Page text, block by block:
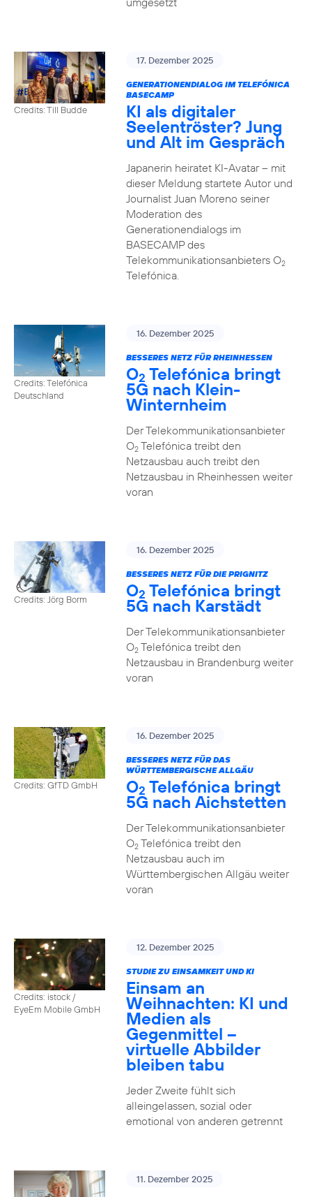
Credits: Till Budde
17. Dezember 2025
GENERATIONENDIALOG IM TELEFÓNICA
BASECAMP
KI als digitaler
Seelentröster? Jung
und Alt im Gespräch
Japanerin heiratet KI-Avatar – mit
dieser Meldung startete Autor und
Journalist Juan Moreno seiner
Moderation des
Generationendialogs im
BASECAMP des
Telekommunikationsanbieters O2
Telefónica.
Credits: Telefónica
Deutschland
16. Dezember 2025
BESSERES NETZ FÜR RHEINHESSEN
O2 Telefónica bringt
5G nach Klein-
Winternheim
Der Telekommunikationsanbieter
O2Telefónica treibt den
Netzausbau auch treibt den
Netzausbau in Rheinhessen weiter
voran
Credits: Jörg Borm
16. Dezember 2025
BESSERES NETZ FÜR DIE PRIGNITZ
O2 Telefónica bringt
5G nach Karstädt
Der Telekommunikationsanbieter
O2Telefónica treibt den
Netzausbau in Brandenburg weiter
voran
Credits: GfTD GmbH
16. Dezember 2025
BESSERES NETZ FÜR DAS
WÜRTTEMBERGISCHE ALLGÄU
O2 Telefónica bringt
5G nach Aichstetten
Der Telekommunikationsanbieter
O2Telefónica treibt den
Netzausbau auch im
Württembergischen Allgäu weiter
voran
Credits: istock /
EyeEm Mobile GmbH
12. Dezember 2025
STUDIE ZU EINSAMKEIT UND KI
Einsam an
Weihnachten: KI und
Medien als
Gegenmittel –
virtuelle Abbilder
bleiben tabu
Jeder Zweite fühlt sich
alleingelassen, sozial oder
emotional von anderen getrennt
11. Dezember 2025